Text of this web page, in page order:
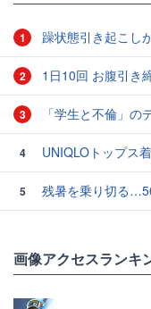
1 躁状態引き起こし
2 1日10回 お腹引き
3 「学生と不倫」
4 UNIQLOトップス
5
残暑を乗り切る
画像アクセスランキ